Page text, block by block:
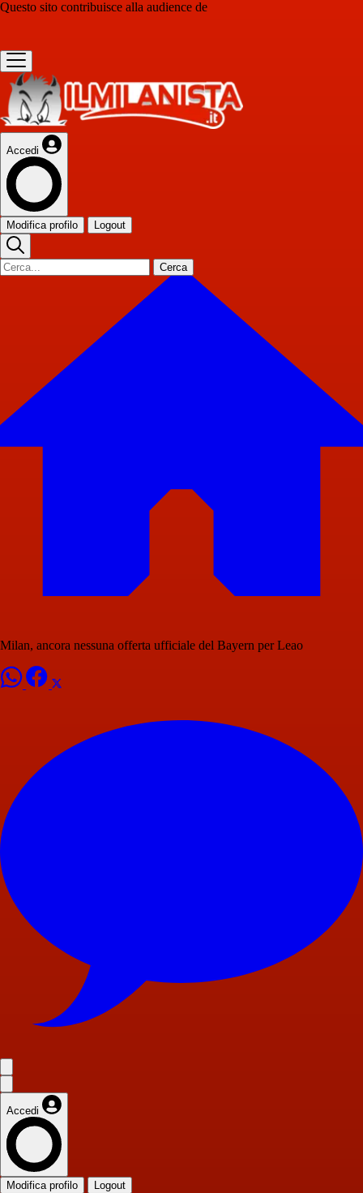
Questo sito contribuisce alla audience de
Accedi
Modifica profilo Logout
Cerca
Milan, ancora nessuna offerta ufficiale del Bayern per Leao
Accedi
Modifica profilo Logout